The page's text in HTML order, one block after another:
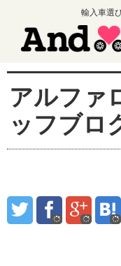
輸入車選
アルファ
ッフブロ